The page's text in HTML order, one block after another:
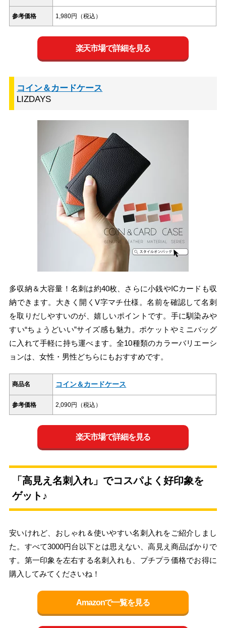
参考価格 1,980円（税込）
楽天市場で詳細を見る
コイン＆カードケース
LIZDAYS
多収納＆大容量！名刺は約40枚、さらに小銭やICカードも収
納できます。大きく開くV字マチ仕様。名前を確認して名刺
を取りだしやすいのが、嬉しいポイントです。手に馴染みや
すい“ちょうどいい”サイズ感も魅力。ポケットやミニバッグ
に入れて手軽に持ち運べます。全10種類のカラーバリエーシ
ョンは、女性・男性どちらにもおすすめです。
商品名 コイン＆カードケース
参考価格 2,090円（税込）
楽天市場で詳細を見る
「高見え名刺入れ」でコスパよく好印象を
ゲット♪
安いけれど、おしゃれ＆使いやすい名刺入れをご紹介しまし
た。すべて3000円台以下とは思えない、高見え商品ばかりで
す。第一印象を左右する名刺入れも、プチプラ価格でお得に
購入してみてくださいね！
Amazonで一覧を見る